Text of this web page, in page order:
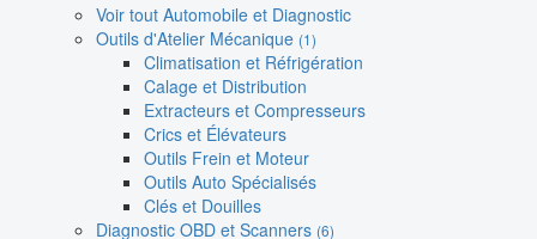
Voir tout Automobile et Diagnostic
Outils d'Atelier Mécanique (1)
Climatisation et Réfrigération
Calage et Distribution
Extracteurs et Compresseurs
Crics et Élévateurs
Outils Frein et Moteur
Outils Auto Spécialisés
Clés et Douilles
Diagnostic OBD et Scanners (6)